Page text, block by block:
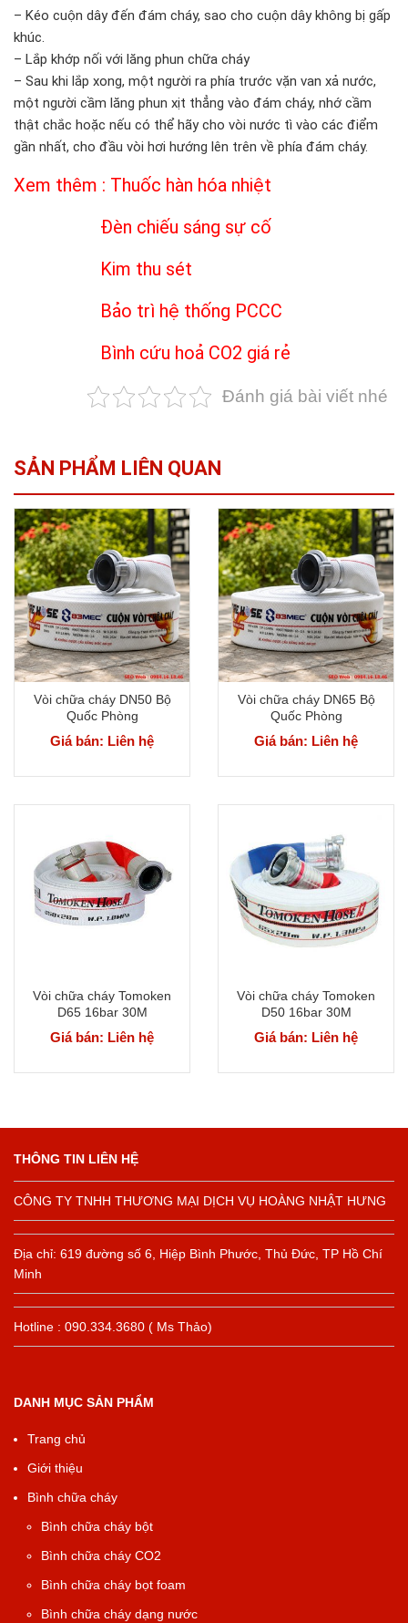
– Kéo cuộn dây đến đám cháy, sao cho cuộn dây không bị gấp
khúc.
– Lắp khớp nối với lăng phun chữa cháy
– Sau khi lắp xong, một người ra phía trước vặn van xả nước,
một người cầm lăng phun xịt thẳng vào đám cháy, nhớ cầm
thật chắc hoặc nếu có thể hãy cho vòi nước tì vào các điểm
gần nhất, cho đầu vòi hơi hướng lên trên về phía đám cháy.
Xem thêm : Thuốc hàn hóa nhiệt
Đèn chiếu sáng sự cố
Kim thu sét
Bảo trì hệ thống PCCC
Bình cứu hoả CO2 giá rẻ
Đánh giá bài viết nhé
SẢN PHẨM LIÊN QUAN
Vòi chữa cháy DN50 Bộ
Quốc Phòng
Giá bán: Liên hệ
Vòi chữa cháy DN65 Bộ
Quốc Phòng
Giá bán: Liên hệ
Vòi chữa cháy Tomoken
D65 16bar 30M
Giá bán: Liên hệ
Vòi chữa cháy Tomoken
D50 16bar 30M
Giá bán: Liên hệ
THÔNG TIN LIÊN HỆ
CÔNG TY TNHH THƯƠNG MẠI DỊCH VỤ HOÀNG NHẬT HƯNG
Địa chỉ: 619 đường số 6, Hiệp Bình Phước, Thủ Đức, TP Hồ Chí
Minh
Hotline : 090.334.3680 ( Ms Thảo)
DANH MỤC SẢN PHẨM
Trang chủ
Giới thiệu
Bình chữa cháy
Bình chữa cháy bột
Bình chữa cháy CO2
Bình chữa cháy bọt foam
Bình chữa cháy dạng nước